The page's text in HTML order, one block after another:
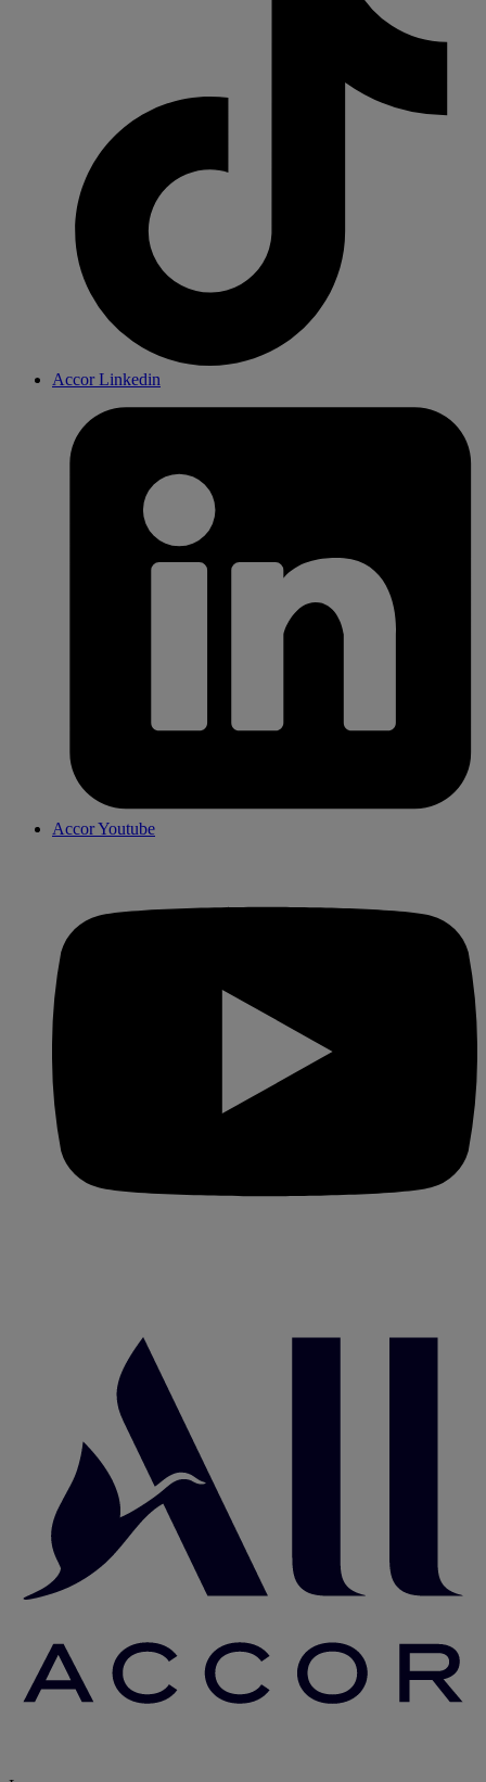
Accor Linkedin
Accor Youtube